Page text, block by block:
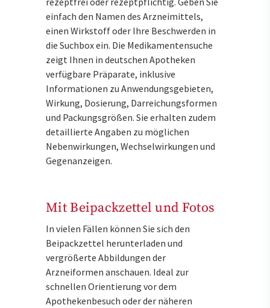
einfach den Namen des Arzneimittels,
einen Wirkstoff oder Ihre Beschwerden in
die Suchbox ein. Die Medikamentensuche
zeigt Ihnen in deutschen Apotheken
verfügbare Präparate, inklusive
Informationen zu Anwendungsgebieten,
Wirkung, Dosierung, Darreichungsformen
und Packungsgrößen. Sie erhalten zudem
detaillierte Angaben zu möglichen
Nebenwirkungen, Wechselwirkungen und
Gegenanzeigen.
Mit Beipackzettel und Fotos
In vielen Fällen können Sie sich den
Beipackzettel herunterladen und
vergrößerte Abbildungen der
Arzneiformen anschauen. Ideal zur
schnellen Orientierung vor dem
Apothekenbesuch oder der näheren